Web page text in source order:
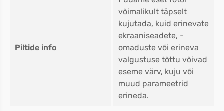
Piltide info
võimalikult täpselt
kujutada, kuid erinevate
ekraaniseadete, -
omaduste või erineva
valgustuse tõttu võivad
eseme värv, kuju või
muud parameetrid
erineda.